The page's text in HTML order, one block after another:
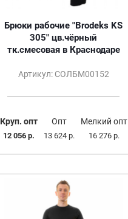
Брюки рабочие "Brodeks KS
305" цв.чёрный
тк.смесовая в Краснодаре
Артикул: СОЛБМ00152
Круп. опт
12 056 р.
Опт
13 624 р.
Мелкий опт
16 276 р.